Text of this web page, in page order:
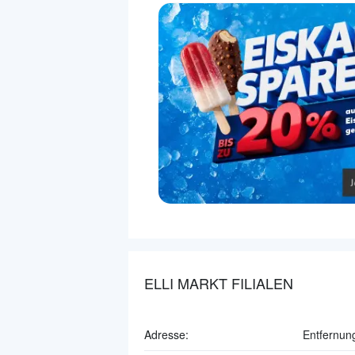
ELLI MARKT FILIALEN
Adresse: